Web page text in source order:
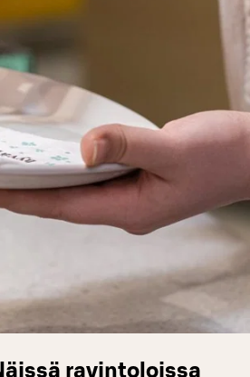
ravintoloissa